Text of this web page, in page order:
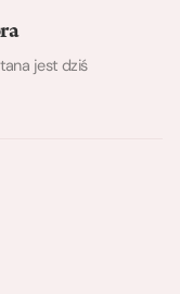
jest dziś